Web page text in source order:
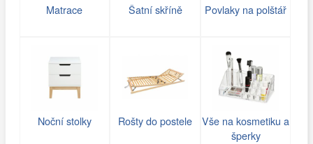
Matrace Šatní skříně Povlaky na polštář
Noční stolky Rošty do postele
Vše na kosmetiku a
šperky